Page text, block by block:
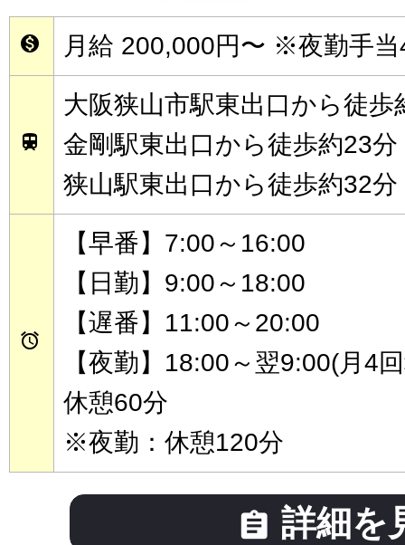
 月給 200,000円〜 ※夜勤手当

大阪狭山市駅東出口から徒歩
金剛駅東出口から徒歩約23分
狭山駅東出口から徒歩約32分

【早番】7:00～16:00
【日勤】9:00～18:00
【遅番】11:00～20:00
【夜勤】18:00～翌9:00(月4
休憩60分
※夜勤：休憩120分
 詳細を